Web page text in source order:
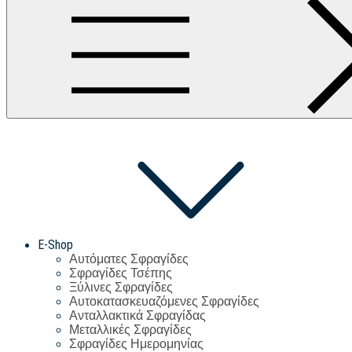
E-Shop
Αυτόματες Σφραγίδες
Σφραγίδες Τσέπης
Ξύλινες Σφραγίδες
Αυτοκατασκευαζόμενες Σφραγίδες
Ανταλλακτικά Σφραγίδας
Μεταλλικές Σφραγίδες
Σφραγίδες Ημερομηνίας